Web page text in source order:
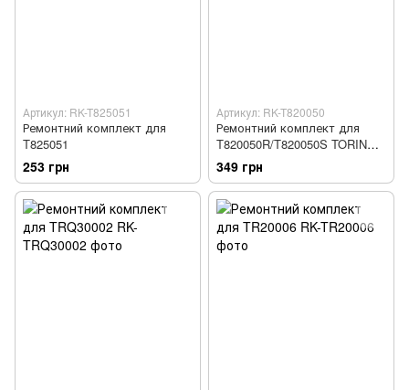
Артикул: RK-T825051
Ремонтний комплект для
T825051
253 грн
Артикул: RK-T820050
Ремонтний комплект для
T820050R/T820050S TORIN
RK-T820050R
349 грн